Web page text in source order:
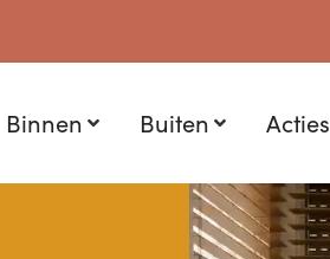
Binnen Buiten Acties